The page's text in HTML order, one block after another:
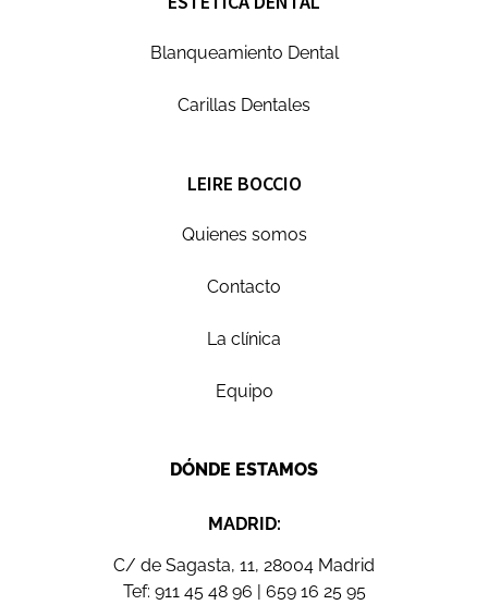
Blanqueamiento Dental
Carillas Dentales
LEIRE BOCCIO
Quienes somos
Contacto
La clínica
Equipo
DÓNDE ESTAMOS
MADRID:
C/ de Sagasta, 11, 28004 Madrid
Tef: 911 45 48 96 | 659 16 25 95